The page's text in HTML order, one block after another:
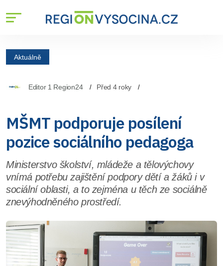
Aktuálně
Editor 1 Region24 Před 4 roky
MŠMT podporuje posílení
pozice sociálního pedagoga
Ministerstvo školství, mládeže a tělovýchovy
vnímá potřebu zajištění podpory dětí a žáků i v
sociální oblasti, a to zejména u těch ze sociálně
znevýhodněného prostředí.